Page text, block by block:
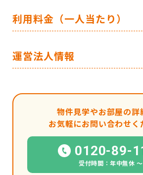
利用料金（一人当たり）
運営法人情報
物件見学やお部屋の詳
お気軽にお問い合わせく
0120-89-
受付時間：年中無休 〜